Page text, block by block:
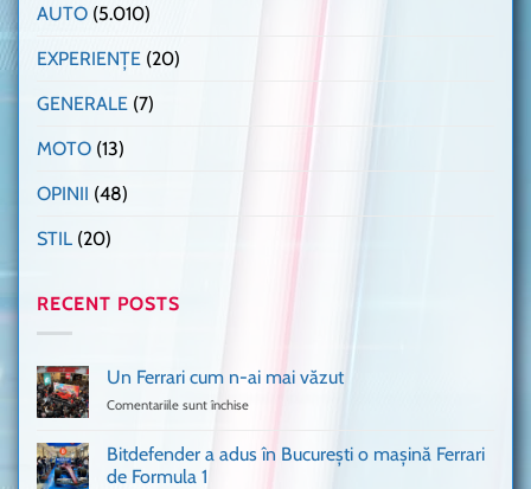
AUTO (5.010)
EXPERIENȚE (20)
GENERALE (7)
MOTO (13)
OPINII (48)
STIL (20)
RECENT POSTS
Un Ferrari cum n-ai mai văzut
Comentariile sunt închise
Ferrari
cum
Bitdefender a adus în București o mașină Ferrari
de Formula 1